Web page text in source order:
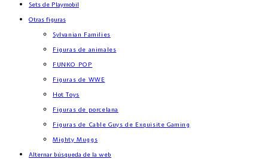
Sets de Playmobil
Otras figuras
Sylvanian Families
Figuras de animales
FUNKO POP
Figuras de WWE
Hot Toys
Figuras de porcelana
Figuras de Cable Guys de Exquisite Gaming
Mighty Muggs
Alternar búsqueda de la web